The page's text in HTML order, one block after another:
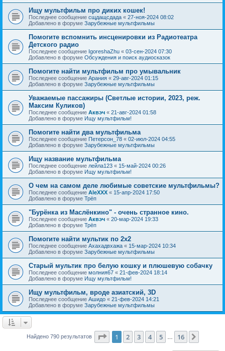
Ищу мультфильм про диких кошек!
Последнее сообщение сщдащсдада « 27-ноя-2024 08:02
Добавлено в форуме Зарубежные мультфильмы
Помогите вспомнить инсценировки из Радиотеатра
Детского радио
Последнее сообщение IgoreshaZhu « 03-сен-2024 07:30
Добавлено в форуме Обсуждения и поиск аудиосказок
Помогите найти мультфильм про умывальник
Последнее сообщение Арания « 29-авг-2024 01:15
Добавлено в форуме Зарубежные мультфильмы
Уважаемые пассажиры (Светлые истории, 2023, реж.
Максим Куликов)
Последнее сообщение Аквэч « 21-авг-2024 01:58
Добавлено в форуме Ищу мультфильм!
Помогите найти два мультфильма
Последнее сообщение Петерсон_78 « 02-июл-2024 04:55
Добавлено в форуме Зарубежные мультфильмы
Ищу название мультфильма
Последнее сообщение лейла123 « 15-май-2024 00:26
Добавлено в форуме Ищу мультфильм!
О чем на самом деле любимые советские мультфильмы?
Последнее сообщение AleXXX « 15-апр-2024 17:50
Добавлено в форуме Трёп
"Бурёнка из Маслёнкино" - очень странное кино.
Последнее сообщение Аквэч « 20-мар-2024 19:33
Добавлено в форуме Трёп
Помогите найти мультик по 2х2
Последнее сообщение Ахахадвхажа « 15-мар-2024 10:34
Добавлено в форуме Зарубежные мультфильмы
Старый мультик про белую кошку и плюшевую собачку
Последнее сообщение молния67 « 21-фев-2024 18:14
Добавлено в форуме Ищу мультфильм!
Ищу мультфильм, вроде азиатский, 3D
Последнее сообщение Ашидо « 21-фев-2024 14:21
Добавлено в форуме Зарубежные мультфильмы
Найдено 790 результатов Страница из 16
1 2 3 4 5 16